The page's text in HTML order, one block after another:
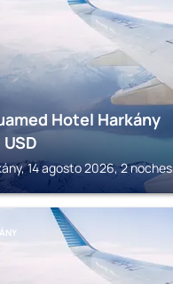
Hotel Harkány
USD
14 agosto 2026, 2 noches